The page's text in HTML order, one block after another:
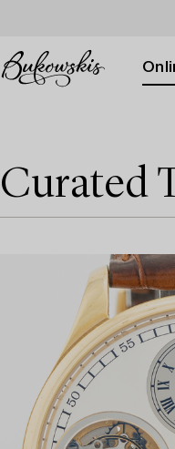
Curated